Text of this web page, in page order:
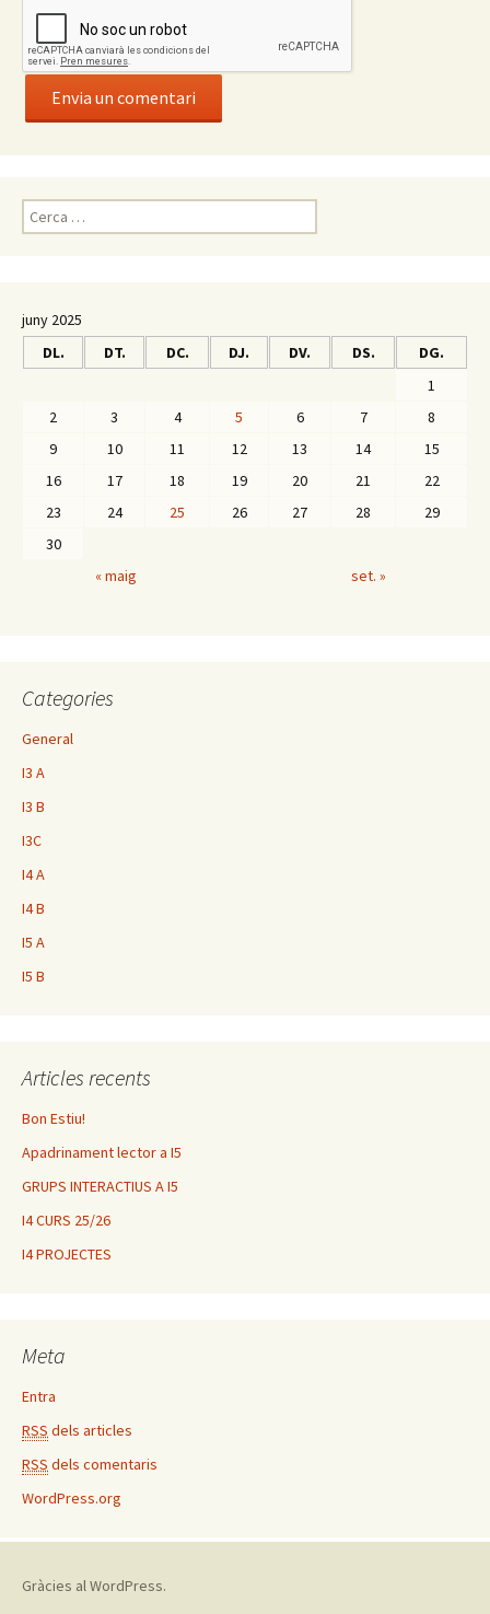
e
:juny 2025
DL.
DT. DC. DJ. DV. DS. DG.
« maig set. »
1
2
3 4 5 6 7
8
9
10 11 12 13 14
15
16
17 18 19 20 21
22
23
24 25 26 27 28
29
30
Categories
General
I3 A
I3 B
I3C
I4 A
I4 B
I5 A
I5 B
Articles recents
Bon Estiu!
Apadrinament lector a I5
GRUPS INTERACTIUS A I5
I4 CURS 25/26
I4 PROJECTES
Meta
Entra
RSS dels articles
RSS dels comentaris
WordPress.org
Gràcies al WordPress.